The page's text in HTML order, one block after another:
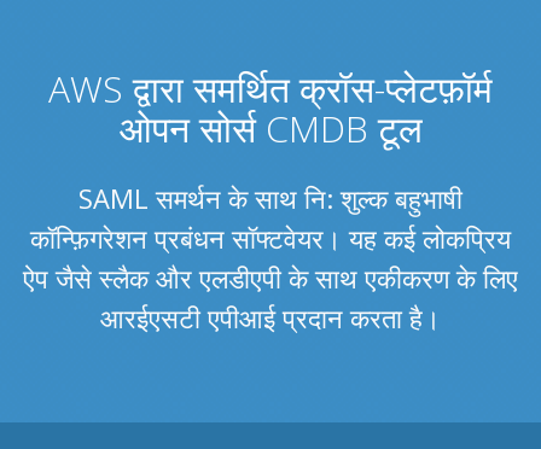
AWS द्वारा समर्थित क्रॉस-प्लेटफ़ॉर्म
ओपन सोर्स CMDB टूल
SAML समर्थन के साथ नि: शुल्क बहुभाषी
कॉन्फ़िगरेशन प्रबंधन सॉफ्टवेयर। यह कई लोकप्रिय
ऐप जैसे स्लैक और एलडीएपी के साथ एकीकरण के लिए
आरईएसटी एपीआई प्रदान करता है।